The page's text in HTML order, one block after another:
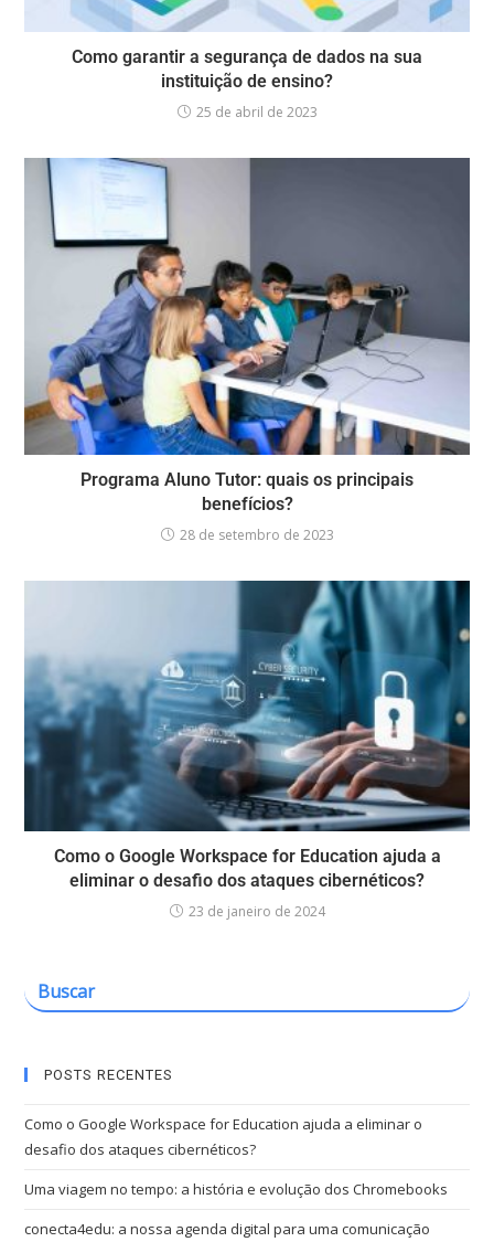
Como garantir a segurança de dados na sua
instituição de ensino?
25 de abril de 2023
Programa Aluno Tutor: quais os principais
benefícios?
28 de setembro de 2023
Como o Google Workspace for Education ajuda a
eliminar o desafio dos ataques cibernéticos?
23 de janeiro de 2024
POSTS RECENTES
Como o Google Workspace for Education ajuda a eliminar o
desafio dos ataques cibernéticos?
Uma viagem no tempo: a história e evolução dos Chromebooks
conecta4edu: a nossa agenda digital para uma comunicação